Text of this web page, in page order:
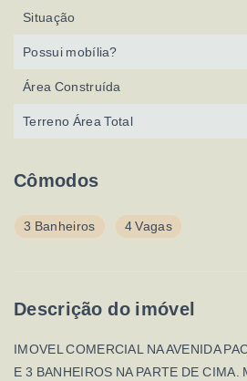
Cômodos
3 Banheiros 4 Vagas
Descrição do imóvel
IMOVEL COMERCIAL NA AVENIDA
E 3 BANHEIROS NA PARTE DE CIMA.
Situação
Possui mobília?
Área Construída
Terreno Área Total